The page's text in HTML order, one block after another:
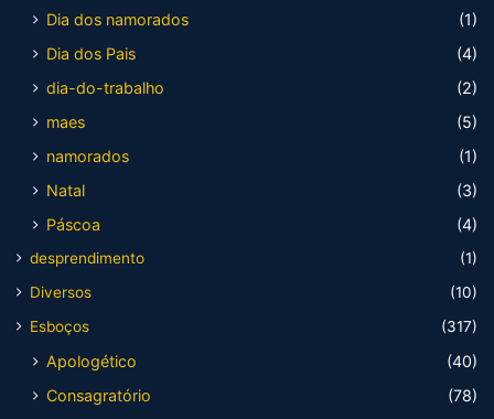
Dia dos namorados
(1)
Dia dos Pais
(4)
dia-do-trabalho
(2)
maes
(5)
namorados
(1)
Natal
(3)
Páscoa
(4)
desprendimento
(1)
Diversos
(10)
Esboços
(317)
Apologético
(40)
Consagratório
(78)